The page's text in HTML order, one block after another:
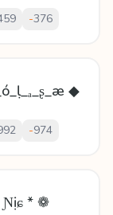
-376
◆
-974
Ɲịɕ * ❁